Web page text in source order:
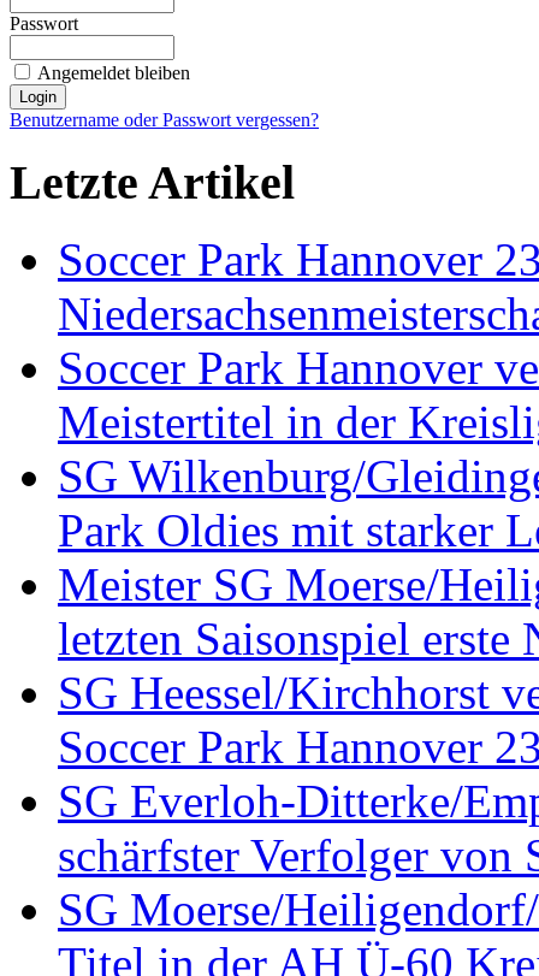
Passwort
Angemeldet bleiben
Benutzername oder Passwort vergessen?
Letzte Artikel
Soccer Park Hannover
Soccer Park Hannover
Meistertitel in der
SG Wilkenburg/
Park Oldies mit starker
Meister SG Moerse/
letzten Saisonspiel erste
SG Heessel/Kirchhorst
Soccer Park Hannover
SG Everloh-Ditterke/
schärfster Verfolger von
SG Moerse/
Titel in der AH Ü-60